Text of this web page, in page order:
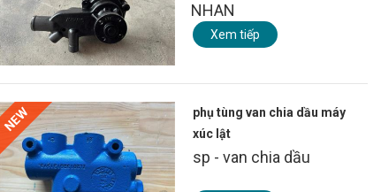
NHAN
Xem tiếp
NEW
phụ tùng van chia dầu máy
xúc lật
sp - van chia dầu